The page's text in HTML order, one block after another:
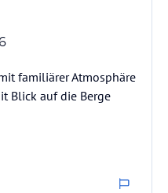
familiärer Atmosphäre
Blick auf die Berge